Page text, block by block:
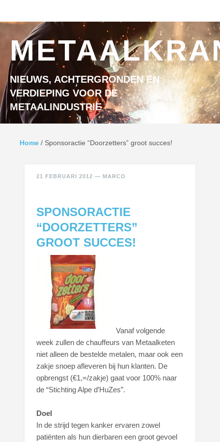
NIEUWS, ACHTERGRONDEN EN
VERDIEPING VOOR DE
METAALINDUSTRIE
Home / Sponsoractie “Doorzetters” groot succes!
21 FEBRUARI 2012 — MARCO
SPONSORACTIE
“DOORZETTERS”
GROOT SUCCES!
Vanaf volgende
week zullen de chauffeurs van Metaalketen
niet alleen de bestelde metalen, maar ook een
zakje snoep afleveren bij hun klanten. De
opbrengst (€1,=/zakje) gaat voor 100% naar
de “Stichting Alpe d’HuZes”.
Doel
In de strijd tegen kanker ervaren zowel
patiënten als hun dierbaren een groot gevoel